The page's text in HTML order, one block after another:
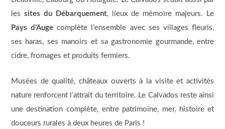
les sites du Débarquement, lieux de mémoire majeurs. Le
Pays d’Auge complète l’ensemble avec ses villages fleuris,
ses haras, ses manoirs et sa gastronomie gourmande, entre
cidre, fromages et produits fermiers.
Musées de qualité, châteaux ouverts à la visite et activités
nature renforcent l’attrait du territoire. Le Calvados reste ainsi
une destination complète, entre patrimoine, mer, histoire et
douceurs rurales à deux heures de Paris !